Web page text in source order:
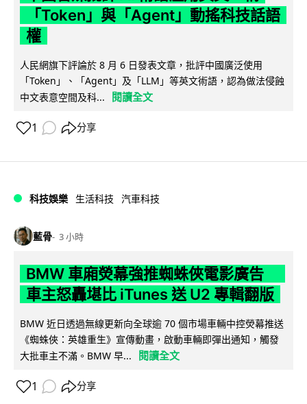
「Token」與「Agent」動搖科技話語
權
人民網旗下評論於 8 月 6 日發表文章，批評中國廣泛使用
「Token」、「Agent」及「LLM」等英文術語，認為做法侵蝕
中文表意空間及科...
閱讀全文
1 分享
科技娛樂 生活科技 汽車科技
藍骨 3 小時
BMW 車廂熒幕強推蜘蛛俠電影廣告
車主怒轟堪比 iTunes 送 U2 專輯翻版
BMW 近日透過無線更新向全球逾 70 個市場車輛中控熒幕推送
《蜘蛛俠：英雄重生》宣傳動畫，啟動車輛即彈出通知，觸發
大批車主不滿。BMW 早...
閱讀全文
1 分享